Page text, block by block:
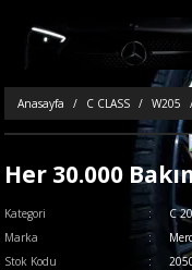
Anasayfa C CLASS W205
Her 30.000
Kategori
C
Marka
Stok Kodu